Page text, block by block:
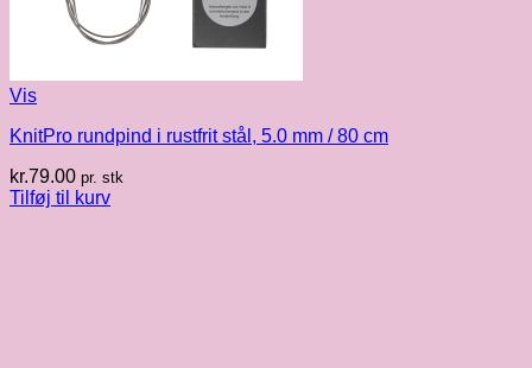
Vis
KnitPro rundpind i rustfrit stål, 5.0 mm / 80 cm
kr.79.00 pr. stk
Tilføj til kurv